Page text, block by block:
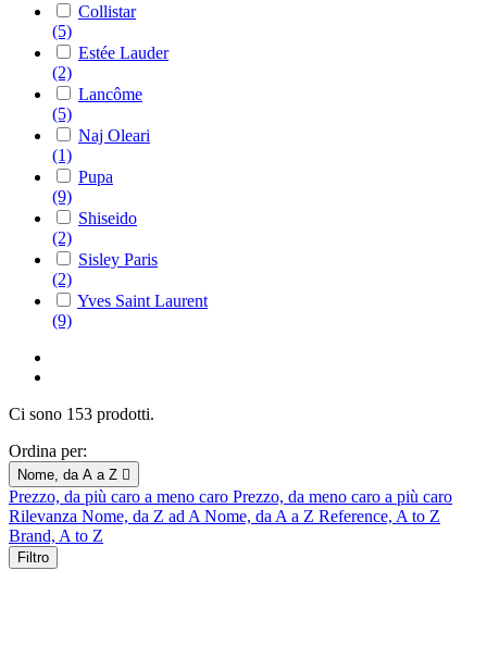
Collistar
(5)
Estée Lauder
(2)
Lancôme
(5)
Naj Oleari
(1)
Pupa
(9)
Shiseido
(2)
Sisley Paris
(2)
Yves Saint Laurent
(9)
Ci sono 153 prodotti.
Ordina per:
Nome, da A a Z 
Prezzo, da più caro a meno caro Prezzo, da meno caro a più caro
Rilevanza Nome, da Z ad A Nome, da A a Z Reference, A to Z
Brand, A to Z
Filtro